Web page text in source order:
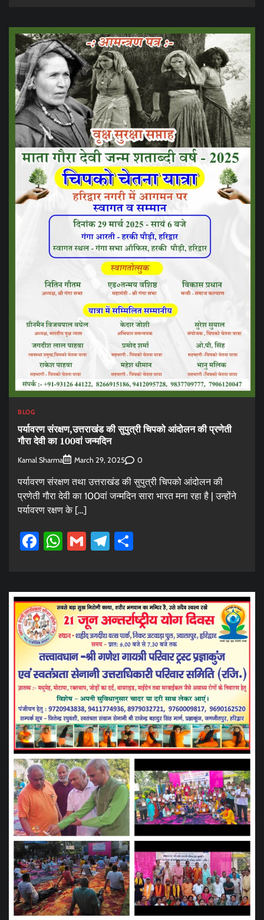
BLOG
पर्यावरण संरक्षण,उत्तराखंड की सुपुत्री चिपको आंदोलन की प्रणेती
गौरा देवी का 100वां जन्मदिन
Kamal Sharma March 29, 2025 0
पर्यावरण संरक्षण तथा उत्तराखंड की सुपुत्री चिपको आंदोलन की
प्रणेती गौरा देवी का 100वां जन्मदिन सारा भारत मना रहा है | उन्होंने
पर्यावरण रक्षण के […]
Facebook
WhatsApp
GmailTelegram